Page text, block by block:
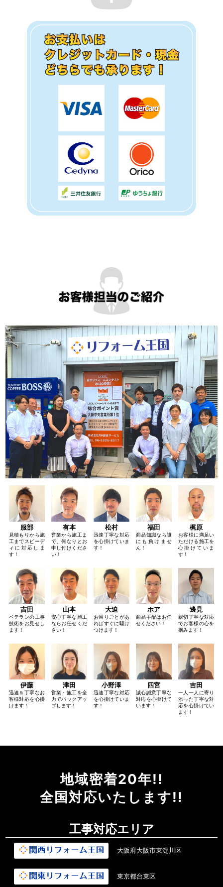
服部
見積もりから施
工までスピーデ
ィに対応しま
す！
有本
営業から施工ま
で、何なりとお
申し付けくださ
い！
松村
迅速丁寧な対応
を心掛けていま
す！
福田
商品知識なら誰
にも負けませ
ん！
梶原
お客様に満足い
ただける施工を
心掛けていま
す！
吉田
ベテランの工事
技術をお見せし
ます！
山本
安心丁寧な施工
ならお任せくだ
さい！
大迫
お困りごとがあ
ればすぐに駆け
つけます！
ホア
商品手配はお任
せください！
邊見
親切丁寧な対応
でお客様の心を
掴みます！
伊藤
迅速＆丁寧なお
客様対応を心掛
けます！
津田
営業・施工を全
力でバックアッ
プします！
小野澤
迅速丁寧な対応
を心掛けていま
す！
四宮
誠心誠意丁寧な
対応を心掛けて
います！
吉田
一人一人に寄り
添った丁寧な対
応を心掛けてい
ます！
地域密着20年!!
全国対応いたします!!
工事対応エリア
大阪府大阪市東淀川区
東京都台東区